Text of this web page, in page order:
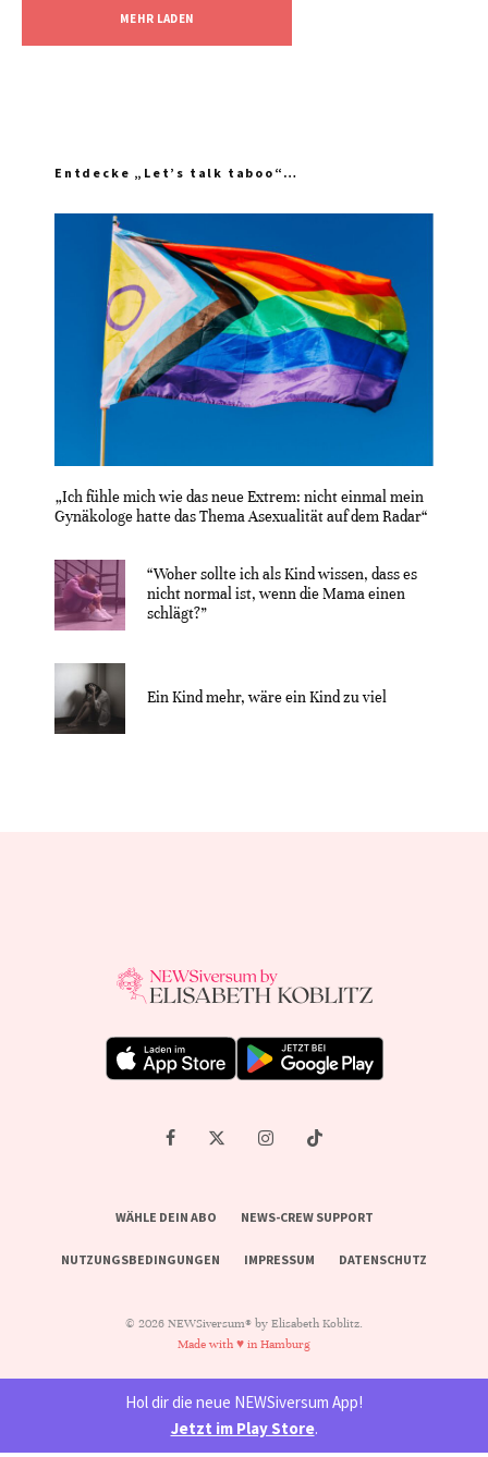
MEHR LADEN
Entdecke „Let’s talk taboo“…
„Ich fühle mich wie das neue Extrem: nicht einmal mein
Gynäkologe hatte das Thema Asexualität auf dem Radar“
“Woher sollte ich als Kind wissen, dass es
nicht normal ist, wenn die Mama einen
schlägt?”
Ein Kind mehr, wäre ein Kind zu viel
WÄHLE DEIN ABO NEWS-CREW SUPPORT
NUTZUNGSBEDINGUNGEN IMPRESSUM DATENSCHUTZ
© 2026 NEWSiversum® by Elisabeth Koblitz.
Made with ♥ in Hamburg
Hol dir die neue NEWSiversum App!
Jetzt im Play Store.